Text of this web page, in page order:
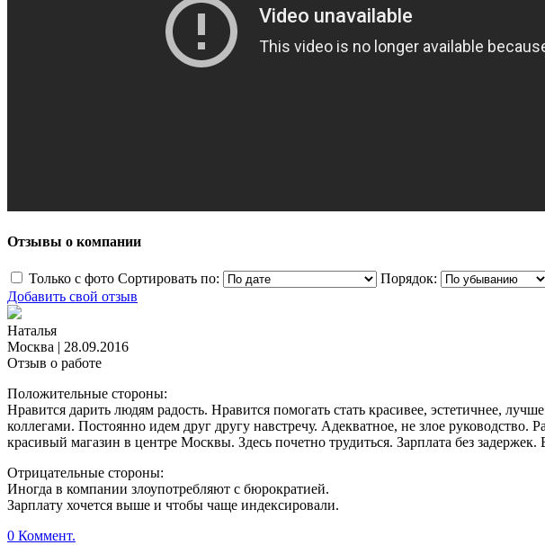
Отзывы о компании
Только с фото Сортировать по:
Порядок:
Добавить свой отзыв
Наталья
Москва | 28.09.2016
Отзыв о работе
Положительные стороны:
Нравится дарить людям радость. Нравится помогать стать красивее, эстетичнее,
коллегами. Постоянно идем друг другу навстречу. Адекватное, не злое
красивый магазин в центре Москвы. Здесь почетно трудиться. Зарплата без задержек.
Отрицательные стороны:
Иногда в компании злоупотребляют с бюрократией.
Зарплату хочется выше и чтобы чаще индексировали.
0 Коммент.